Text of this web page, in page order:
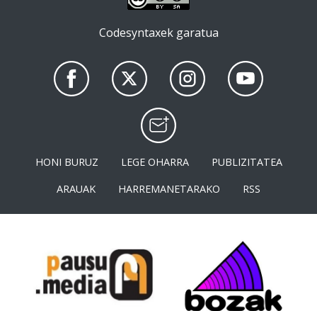
Codesyntaxek garatua
HONI BURUZ LEGE OHARRA
PUBLIZITATEA
ARAUAK
HARREMANETARAKO RSS